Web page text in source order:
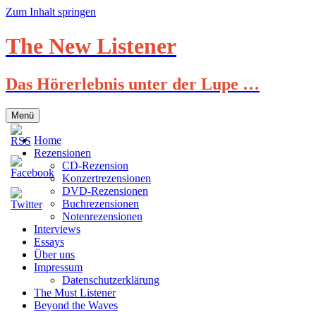
Zum Inhalt springen
The New Listener
Das Hörerlebnis unter der Lupe …
Menü
Home
Rezensionen
CD-Rezension
Konzertrezensionen
DVD-Rezensionen
Buchrezensionen
Notenrezensionen
Interviews
Essays
Über uns
Impressum
Datenschutzerklärung
The Must Listener
Beyond the Waves